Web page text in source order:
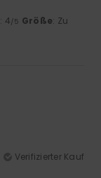
: 4/5 Größe: Zu
Verifizierter Kauf